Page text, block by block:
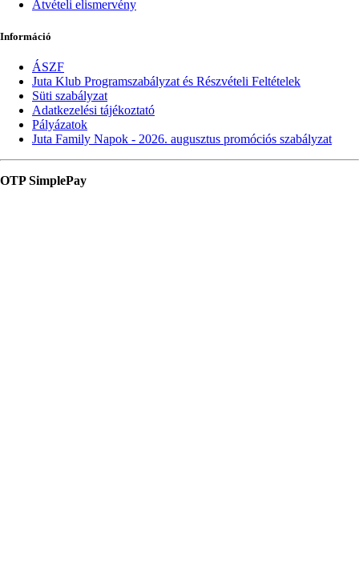
Átvételi elismervény
Információ
ÁSZF
Juta Klub Programszabályzat és Részvételi Feltételek
Süti szabályzat
Adatkezelési tájékoztató
Pályázatok
Juta Family Napok - 2026. augusztus promóciós szabályzat
OTP SimplePay